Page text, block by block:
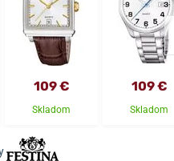
109 €
Skladom
109 €
Skladom